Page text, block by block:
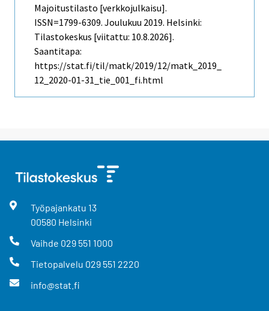
Majoitustilasto [verkkojulkaisu].
ISSN=1799-6309. Joulukuu 2019. Helsinki:
Tilastokeskus [viitattu: 10.8.2026].
Saantitapa:
https://stat.fi/til/matk/2019/12/matk_2019_
12_2020-01-31_tie_001_fi.html
Työpajankatu 13
00580 Helsinki
Vaihde 029 551 1000
Tietopalvelu 029 551 2220
info@stat.fi